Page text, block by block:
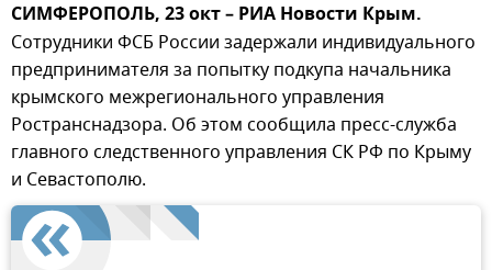
СИМФЕРОПОЛЬ, 23 окт – РИА Новости Крым.
Сотрудники ФСБ России задержали индивидуального
предпринимателя за попытку подкупа начальника
крымского межрегионального управления
Ространснадзора. Об этом сообщила пресс-служба
главного следственного управления СК РФ по Крыму
и Севастополю.